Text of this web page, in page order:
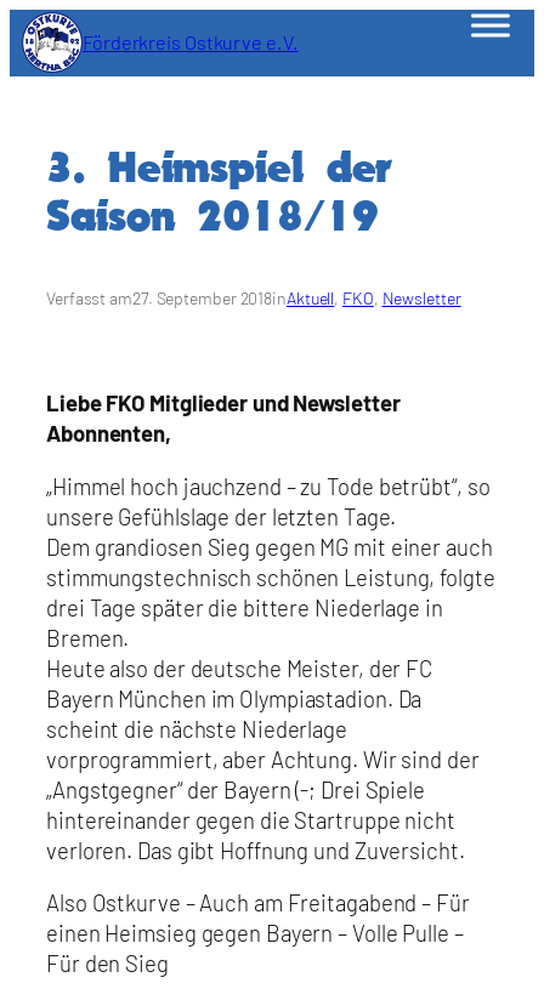
Zum
Inhalt
springen
Förderkreis Ostkurve e.V.
3. Heimspiel der
Saison 2018/19
Verfasst am27. September 2018inAktuell, FKO, Newsletter
Liebe FKO Mitglieder und Newsletter
Abonnenten,
„Himmel hoch jauchzend – zu Tode betrübt“, so
unsere Gefühlslage der letzten Tage.
Dem grandiosen Sieg gegen MG mit einer auch
stimmungstechnisch schönen Leistung, folgte
drei Tage später die bittere Niederlage in
Bremen.
Heute also der deutsche Meister, der FC
Bayern München im Olympiastadion. Da
scheint die nächste Niederlage
vorprogrammiert, aber Achtung. Wir sind der
„Angstgegner“ der Bayern (-; Drei Spiele
hintereinander gegen die Startruppe nicht
verloren. Das gibt Hoffnung und Zuversicht.
Also Ostkurve – Auch am Freitagabend – Für
einen Heimsieg gegen Bayern – Volle Pulle –
Für den Sieg